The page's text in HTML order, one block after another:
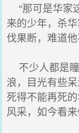
“那可是华家
来的少年，杀
伐果断，难道
不少人都是
浪，目光有些
死得不能再死
风采，如今看